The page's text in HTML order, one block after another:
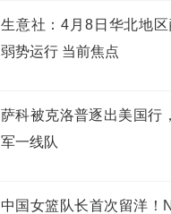
生意社：4月8日华北地
弱势运行 当前焦点
萨科被克洛普逐出美国行
军一线队
中国女篮队长首次留洋！